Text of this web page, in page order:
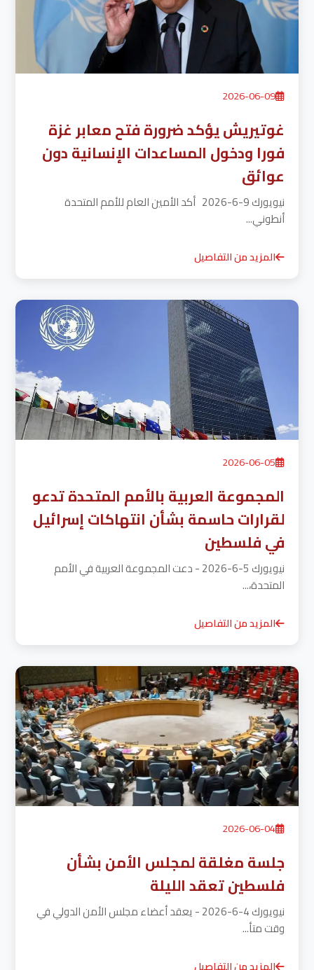
2026-06-09
غوتيريش يؤكد ضرورة فتح معابر غزة
فورا ودخول المساعدات الإنسانية دون
عوائق
نيويورك 9-6-2026 أكد الأمين العام للأمم المتحدة
أنطوني...
المزيد من التفاصيل
2026-06-05
المجموعة العربية بالأمم المتحدة تدعو
لقرارات حاسمة بشأن انتهاكات إسرائيل
في فلسطين
نيويورك 5-6-2026 - دعت المجموعة العربية في الأمم
المتحدة،...
المزيد من التفاصيل
2026-06-04
جلسة مغلقة لمجلس الأمن بشأن
فلسطين تعقد الليلة
نيويورك 4-6-2026 - يعقد أعضاء مجلس الأمن الدولي في
وقت متأ...